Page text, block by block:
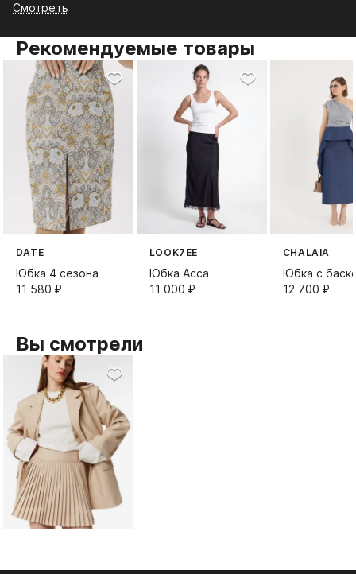
Смотреть
Рекомендуемые товары
DATE
Юбка 4 сезона
11 580⁠ ⁠₽
LOOK7EE
Юбка Асса
11 000⁠ ⁠₽
CHALAIA
Юбка с
12 700⁠ ⁠₽
Вы смотрели